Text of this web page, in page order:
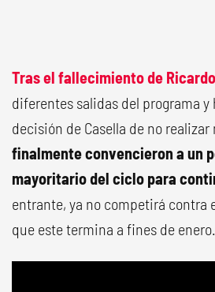
Tras el fallecimiento de
diferentes salidas del programa
decisión de Casella de no realizar
finalmente convencieron a un
mayoritario del ciclo para
entrante, ya no competirá contra
que este termina a fines de enero.